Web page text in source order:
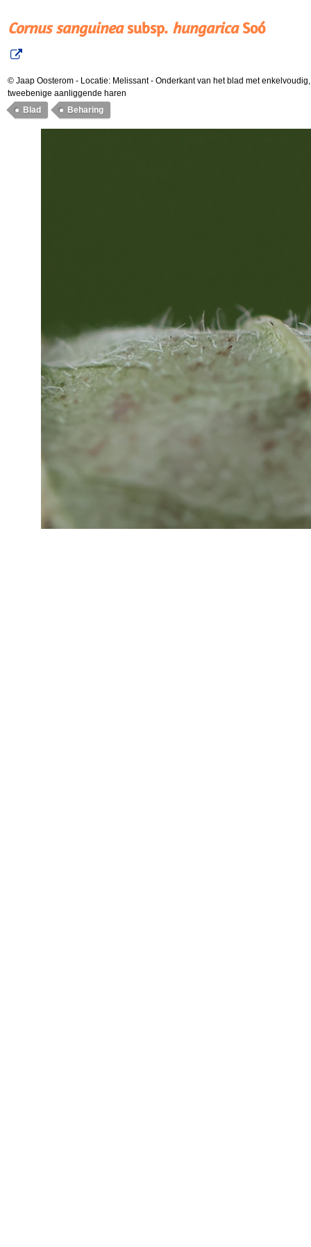
Cornus sanguineasubsp. hungaricaSoó
© Jaap Oosterom - Locatie: Melissant- Onderkant van het blad met
tweebenige aanliggende haren
Blad
Beharing